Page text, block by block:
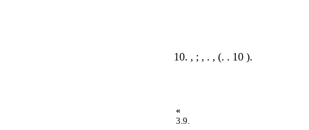
10. , ; , . , (. . 10 ).
«
3.9.